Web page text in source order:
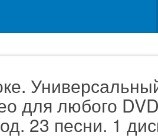
для любого DVD
23 песни. 1